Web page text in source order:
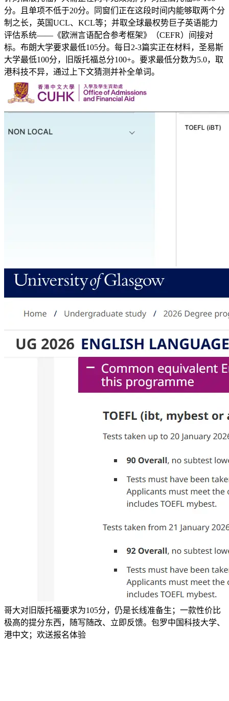
分。且单项不低于20分。同窗们正在这段时间内能够取两个分
制之长，英国UCL、KCL等；并取全球最权势巨子英语能力
评估系统——《欧洲言语配合参考框架》（CEFR）间接对
标。布朗大学要求最低105分。每日2-3篇实正在材料，圣易斯
大学最低100分，旧版托福总分100+。要求最低分数为5.0，取
港科技不异，通过上下文猜测并补全单词。
哥大对旧版托福要求为105分，仍是长线准备生；一款性价比
极高的提分东西，随写随改、立即反馈。包罗中国科技大学、
港中文；欢送报名体验